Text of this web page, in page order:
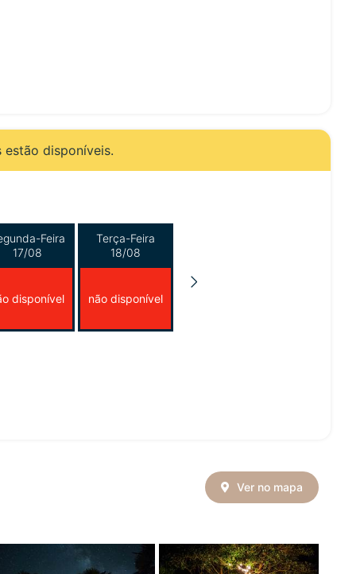
estão disponíveis.
Feira
17/08
disponível
Terça-Feira
18/08
não disponível
Ver no mapa